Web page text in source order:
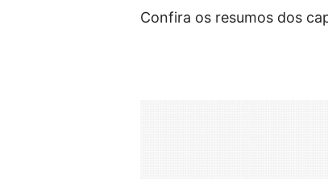
Confira os resumos dos